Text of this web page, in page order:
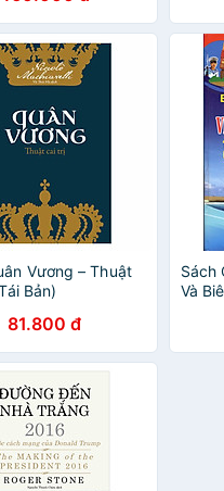
Vương – Thuật
Bản)
81.800 đ
Sách
Và